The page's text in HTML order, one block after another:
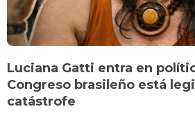
Luciana Gatti entra en
Congreso brasileño está
catástrofe